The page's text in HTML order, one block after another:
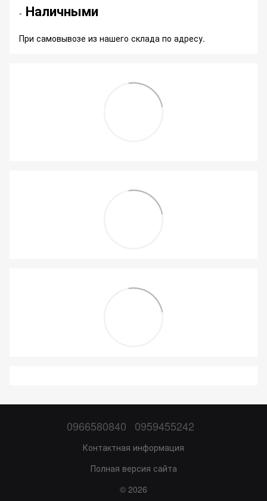
- Наличными
При самовывозе из нашего склада по адресу.
0966580840 0959455242
Контактная информация
Полная версия сайта
© 2026